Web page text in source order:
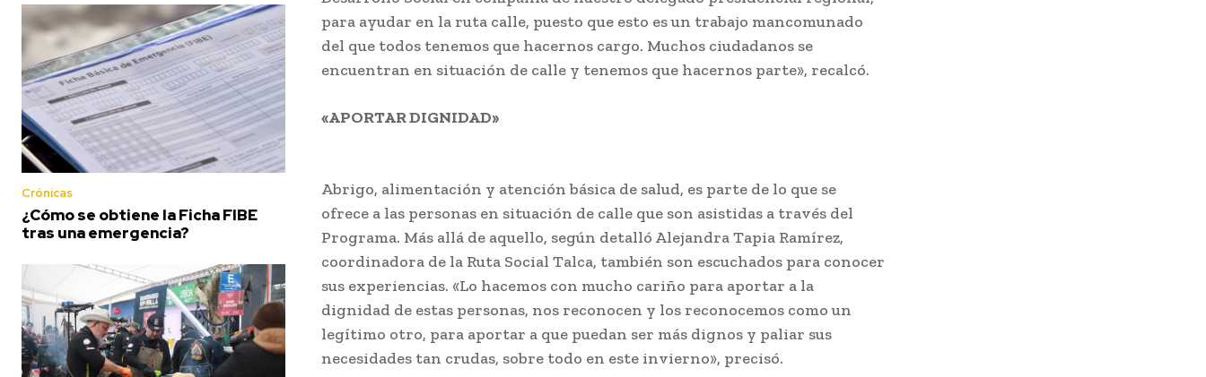
Crónicas
¿Cómo se obtiene la Ficha FIBE
tras una emergencia?
para ayudar en la ruta calle, puesto que esto es un trabajo mancomunado
del que todos tenemos que hacernos cargo. Muchos ciudadanos se
encuentran en situación de calle y tenemos que hacernos parte», recalcó.
«APORTAR DIGNIDAD»
Abrigo, alimentación y atención básica de salud, es parte de lo que se
ofrece a las personas en situación de calle que son asistidas a través del
Programa. Más allá de aquello, según detalló Alejandra Tapia Ramírez,
coordinadora de la Ruta Social Talca, también son escuchados para conocer
sus experiencias. «Lo hacemos con mucho cariño para aportar a la
dignidad de estas personas, nos reconocen y los reconocemos como un
legítimo otro, para aportar a que puedan ser más dignos y paliar sus
necesidades tan crudas, sobre todo en este invierno», precisó.